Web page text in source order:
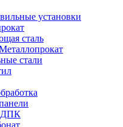
установки
сталь
стали
ДПК